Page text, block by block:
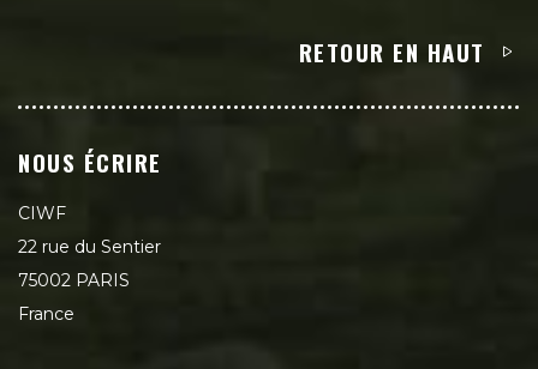
RETOUR EN HAUT
NOUS ÉCRIRE
CIWF
22 rue du Sentier
75002 PARIS
France